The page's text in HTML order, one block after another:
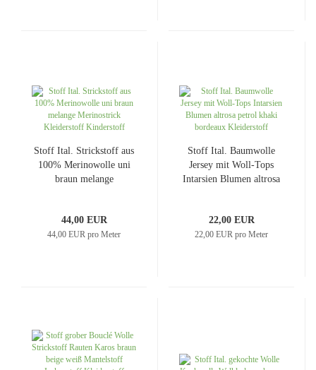
Stoff Ital. Strickstoff aus
100% Merinowolle uni
braun melange
44,00 EUR
44,00 EUR pro Meter
Stoff Ital. Baumwolle
Jersey mit Woll-Tops
Intarsien Blumen altrosa
22,00 EUR
22,00 EUR pro Meter